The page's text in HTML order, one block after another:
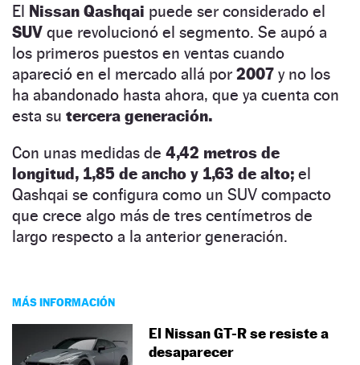
El Nissan Qashqai puede ser considerado el
SUV que revolucionó el segmento. Se aupó a
los primeros puestos en ventas cuando
apareció en el mercado allá por 2007 y no los
ha abandonado hasta ahora, que ya cuenta con
esta su tercera generación.
Con unas medidas de 4,42 metros de
longitud, 1,85 de ancho y 1,63 de alto; el
Qashqai se configura como un SUV compacto
que crece algo más de tres centímetros de
largo respecto a la anterior generación.
MÁS INFORMACIÓN
El Nissan GT-R se resiste a
desaparecer